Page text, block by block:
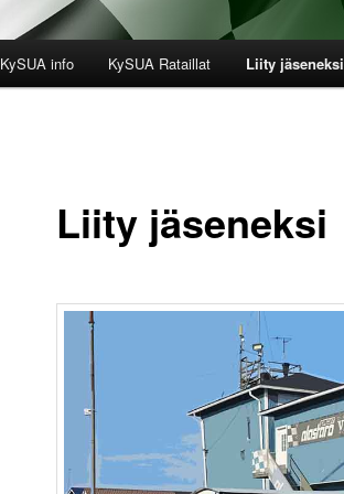
KySUA info KySUA Rataillat Liity jäseneksi
Liity jäseneksi